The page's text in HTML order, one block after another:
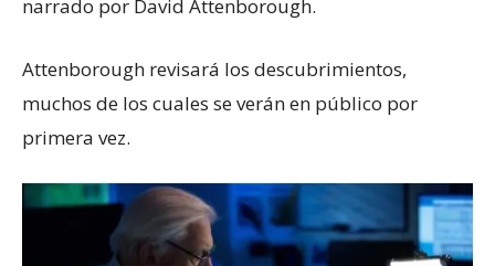
narrado por David Attenborough.
Attenborough revisará los descubrimientos,
muchos de los cuales se verán en público por
primera vez.